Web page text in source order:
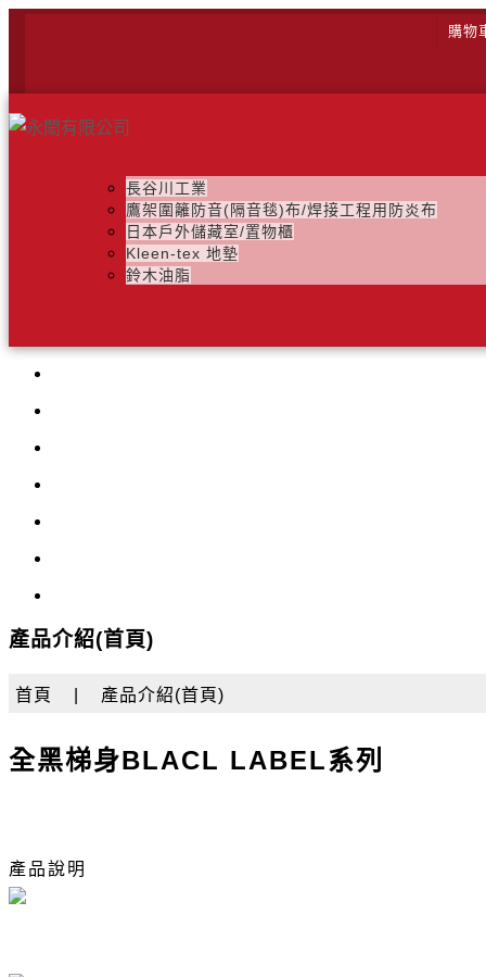
購物
長谷川工業
鷹架圍籬防音(隔音毯)布/焊接工程用防炎布
日本戶外儲藏室/置物櫃
Kleen-tex 地墊
鈴木油脂
產品介紹(首頁)
首頁 產品介紹(首頁)
全黑梯身BLACL LABEL系列
產品說明